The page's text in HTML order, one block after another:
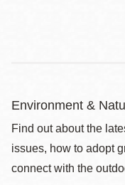
Environment &
Find out about the
issues, how to adopt
connect with the